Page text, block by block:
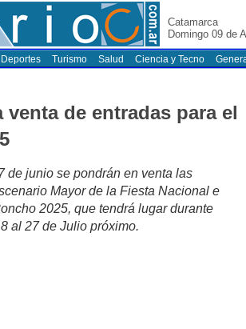
Catamarca
Domingo 09 de
Deportes Turismo Salud Ciencia y Tecno
venta de entradas para el
de junio se pondrán en venta las
Mayor de la Fiesta Nacional e
2025, que tendrá lugar durante
al 27 de Julio próximo.